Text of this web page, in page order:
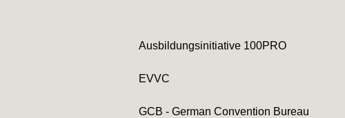
Ausbildungsinitiative 100PRO
EVVC
GCB - German Convention Bureau